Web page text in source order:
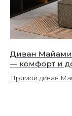
Диван Майами
— комфорт и
интерьера
Прямой диван